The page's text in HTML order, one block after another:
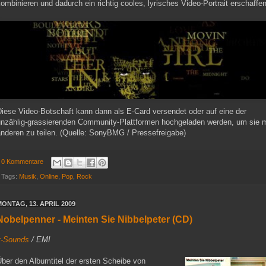
und dadurch ein richtig cooles, lyrisches Video-Portrait
Video-Botschaft kann dann als E-Card versendet oder auf eine der
grassierenden Community-Plattformen hochgeladen werden, um sie
zu teilen. (Quelle: SonyBMG / Pressefreigabe)
0 Kommentare
Tags: Musik Online Pop Rock
13. APRIL 2009
- Meinten Sie Nibbelpeter (CD)
Sounds / EMI
den Albumtitel der ersten Scheibe von